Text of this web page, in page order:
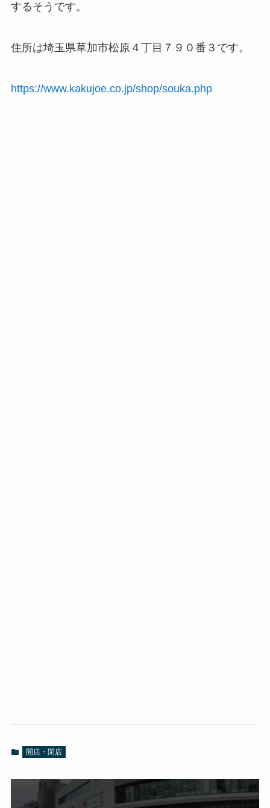
するそうです。
住所は埼玉県草加市松原４丁目７９０番３です。
https://www.kakujoe.co.jp/shop/souka.php
開店・閉店